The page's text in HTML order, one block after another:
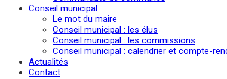
Conseil municipal
Le mot du maire
Conseil municipal : les élus
Conseil municipal : les commissions
Conseil municipal : calendrier et compte-
Actualités
Contact